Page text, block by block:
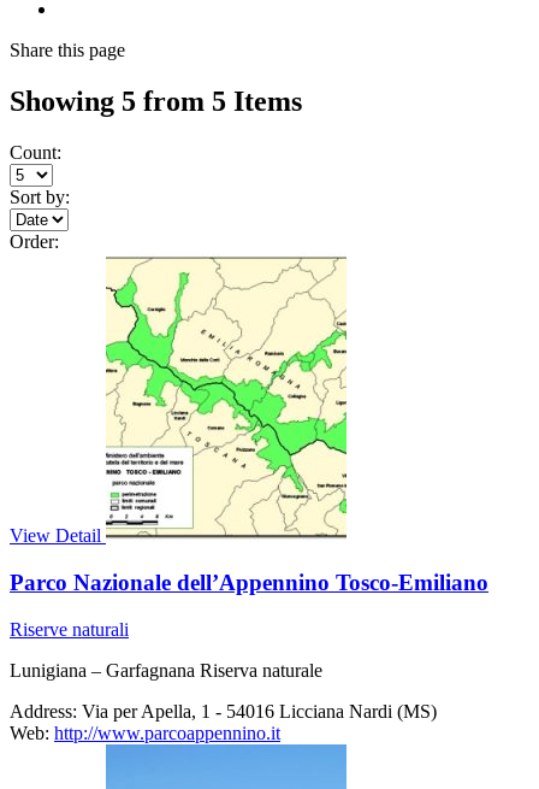
Share this page
Showing 5 from 5 Items
Count:
Sort by:
Order:
View Detail
Parco Nazionale dell’Appennino Tosco-Emiliano
Riserve naturali
Lunigiana – Garfagnana Riserva naturale
Address: Via per Apella, 1 - 54016 Licciana Nardi (MS)
Web: http://www.parcoappennino.it